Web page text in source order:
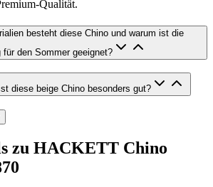
Qualität.
besteht diese Chino und warum ist die
für den Sommer geeignet?
diese beige Chino besonders gut?
zu HACKETT Chino